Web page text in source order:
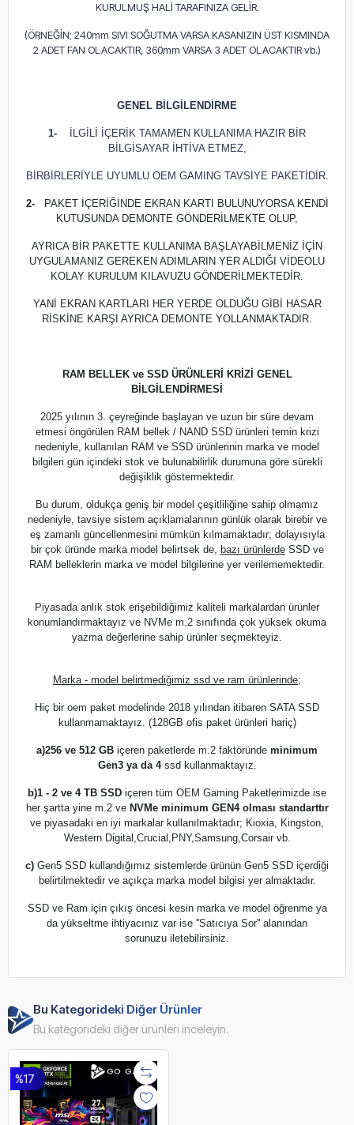
KURULMUŞ HALİ TARAFINIZA GELİR.
(ÖRNEĞİN; 240mm SIVI SOĞUTMA VARSA KASANIZIN ÜST KISMINDA
2 ADET FAN OLACAKTIR, 360mm VARSA 3 ADET OLACAKTIR vb.)
GENEL BİLGİLENDİRME
1-
İLGİLİ İÇERİK TAMAMEN KULLANIMA HAZIR BİR
BİLGİSAYAR İHTİVA ETMEZ,
BİRBİRLERİYLE UYUMLU OEM GAMING TAVSİYE PAKETİDİR.
2-
PAKET İÇERİĞİNDE EKRAN KARTI BULUNUYORSA KENDİ
KUTUSUNDA DEMONTE GÖNDERİLMEKTE OLUP,
AYRICA BİR PAKETTE KULLANIMA BAŞLAYABİLMENİZ İÇİN
UYGULAMANIZ GEREKEN ADIMLARIN YER ALDIĞI VİDEOLU
KOLAY KURULUM KILAVUZU GÖNDERİLMEKTEDİR.
YANİ EKRAN KARTLARI HER YERDE OLDUĞU GİBİ HASAR
RİSKİNE KARŞI AYRICA DEMONTE YOLLANMAKTADIR.
RAM BELLEK ve SSD ÜRÜNLERİ KRİZİ GENEL
BİLGİLENDİRMESİ
2025 yılının 3. çeyreğinde başlayan ve uzun bir süre devam
etmesi öngörülen RAM bellek / NAND SSD ürünleri temin krizi
nedeniyle, kullanılan RAM ve SSD ürünlerinin marka ve model
bilgileri gün içindeki stok ve bulunabilirlik durumuna göre sürekli
değişiklik göstermektedir.
Bu durum, oldukça geniş bir model çeşitliliğine sahip olmamız
nedeniyle, tavsiye sistem açıklamalarının günlük olarak birebir ve
eş zamanlı güncellenmesini mümkün kılmamaktadır; dolayısıyla
bir çok üründe marka model belirtsek de, bazı ürünlerdeSSD ve
RAM belleklerin marka ve model bilgilerine yer verilememektedir.
Piyasada anlık stok erişebildiğimiz kaliteli markalardan ürünler
konumlandırmaktayız ve NVMe m.2 sınıfında çok yüksek okuma
yazma değerlerine sahip ürünler seçmekteyiz.
Marka - model belirtmediğimiz ssd ve ram ürünlerinde;
Hiç bir oem paket modelinde 2018 yılından itibaren SATA SSD
kullanmamaktayız. (128GB ofis paket ürünleri hariç)
a)256 ve 512 GB içeren paketlerde m.2 faktöründe minimum
Gen3 ya da 4ssd kullanmaktayız.
b)1 - 2 ve 4 TB SSD içeren tüm OEM Gaming Paketlerimizde ise
her şartta yine m.2 ve NVMe minimum GEN4 olması standarttır
ve piyasadaki en iyi markalar kullanılmaktadır; Kioxia, Kingston,
Western Digital,Crucial,PNY,Samsung,Corsair vb.
c) Gen5 SSD kullandığımız sistemlerde ürünün Gen5 SSD içerdiği
belirtilmektedir ve açıkça marka model bilgisi yer almaktadır.
SSD ve Ram için çıkış öncesi kesin marka ve model öğrenme ya
da yükseltme ihtiyacınız var ise ''Satıcıya Sor'' alanından
sorunuzu iletebilirsiniz.
Bu Kategorideki Diğer Ürünler
Bu kategorideki diğer ürünleri inceleyin.
%17